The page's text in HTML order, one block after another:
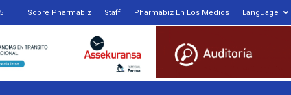
Sobre Pharmabiz Staff Pharmabiz En Los Medios Language